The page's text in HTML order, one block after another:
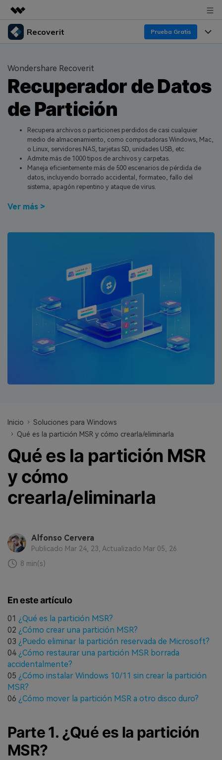
Productos destacados
Utilidades
Soluciones
Quiénes somos
Sala de prensa
Tienda
Soporte
Recoverit Prueba Gratis
Recoverit para Windows
Líder en recuperación para Windows
Pruébalo Gratis
Recoverit para Mac
Recupera datos ilimitados del sistema Mac
Recupera datos perdidos/eliminados gratis
Pruébalo Gratis
Otros Productos
Funciones
Recuperar de Unidades
Recuperar Medios Borrados
Soluciones de Recuperación Exclusivas Nuevo
Recuperar Documentos
Recursos
Por qué Recoverit
Experto en Recuperación de Datos
Historias de Clientes
Temas Destacados
Guía
DESCARGAR Sign In
Wondershare Recoverit
Recuperador de Datos
de Partición
Recupera archivos o particiones perdidos de casi cualquier
medio de almacenamiento, como computadoras Windows, Mac,
o Linux, servidores NAS, tarjetas SD, unidades USB, etc.
Admite más de 1000 tipos de archivos y carpetas.
Maneja eficientemente más de 500 escenarios de pérdida de
datos, incluyendo borrado accidental, formateo, fallo del
sistema, apagón repentino y ataque de virus.
Ver más >
Inicio
Soluciones para Windows
Qué es la partición MSR y cómo crearla/eliminarla
Qué es la partición MSR
y cómo
crearla/eliminarla
Alfonso Cervera
Publicado Mar 24, 23, Actualizado Mar 05, 26
8 min(s)
En este artículo
01 ¿Qué es la partición MSR?
02 ¿Cómo crear una partición MSR?
03 ¿Puedo eliminar la partición reservada de Microsoft?
04 ¿Cómo restaurar una partición MSR borrada
accidentalmente?
05 ¿Cómo instalar Windows 10/11 sin crear la partición
MSR?
06 ¿Cómo mover la partición MSR a otro disco duro?
Parte 1. ¿Qué es la partición
MSR?